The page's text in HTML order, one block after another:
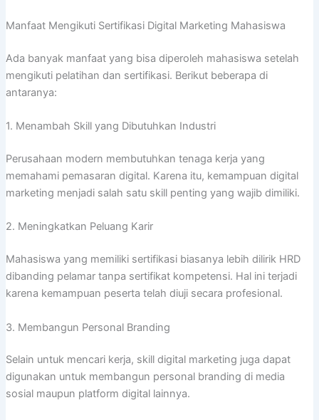
Manfaat Mengikuti Sertifikasi Digital Marketing Mahasiswa
Ada banyak manfaat yang bisa diperoleh mahasiswa setelah
mengikuti pelatihan dan sertifikasi. Berikut beberapa di
antaranya:
1. Menambah Skill yang Dibutuhkan Industri
Perusahaan modern membutuhkan tenaga kerja yang
memahami pemasaran digital. Karena itu, kemampuan digital
marketing menjadi salah satu skill penting yang wajib dimiliki.
2. Meningkatkan Peluang Karir
Mahasiswa yang memiliki sertifikasi biasanya lebih dilirik HRD
dibanding pelamar tanpa sertifikat kompetensi. Hal ini terjadi
karena kemampuan peserta telah diuji secara profesional.
3. Membangun Personal Branding
Selain untuk mencari kerja, skill digital marketing juga dapat
digunakan untuk membangun personal branding di media
sosial maupun platform digital lainnya.